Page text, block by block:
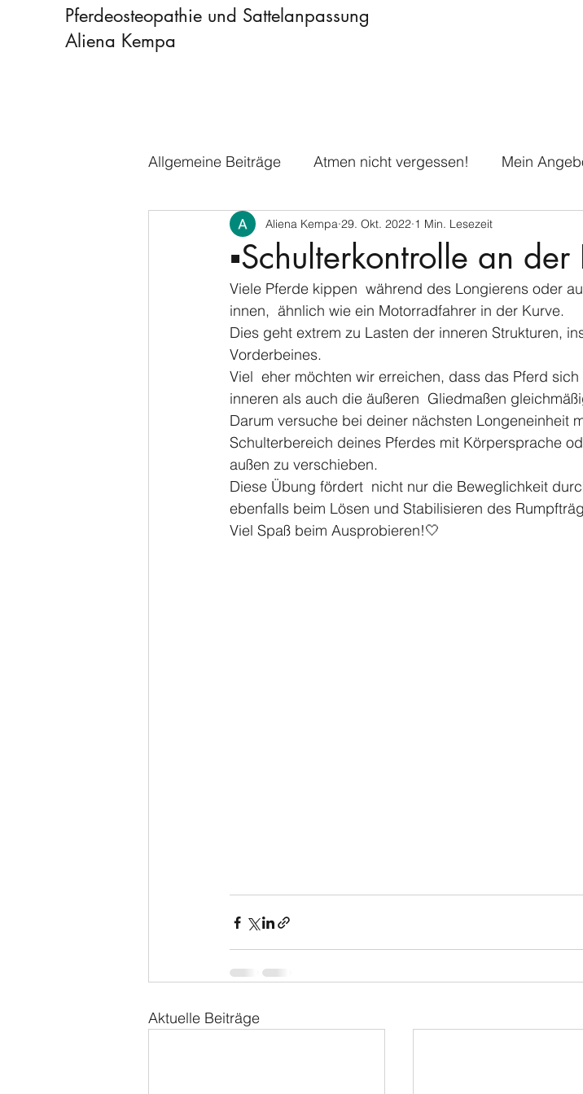
Pferdeosteopathie und Sattelanpassung
Aliena Kempa
Allgemeine Beiträge Atmen nicht vergessen! Mein
▪️Schulterkontrolle an der
Aliena Kempa 29. Okt. 2022 1 Min. Lesezeit
Viele Pferde kippen  während des Longierens oder
innen,  ähnlich wie ein Motorradfahrer in der Kurve.
Dies geht extrem zu Lasten der inneren Strukturen,
Vorderbeines.
Viel  eher möchten wir erreichen, dass das Pferd
inneren als auch die äußeren  Gliedmaßen
Darum versuche bei deiner nächsten Longeneinheit
Schulterbereich deines Pferdes mit Körpersprache
außen zu verschieben.
Diese Übung fördert  nicht nur die Beweglichkeit
ebenfalls beim Lösen und Stabilisieren des
Viel Spaß beim Ausprobieren!🤍
Aktuelle Beiträge